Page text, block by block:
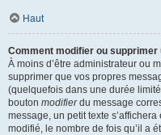
Haut
Comment modifier ou supprimer
À moins d’être administrateur ou
supprimer que vos propres
(quelquefois dans une durée
bouton modifierdu message
message, un petit texte
modifié, le nombre de fois qu’il a